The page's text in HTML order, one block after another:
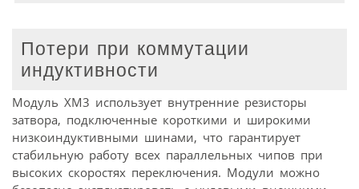
Потери при коммутации
индуктивности
Модуль XM3 использует внутренние резисторы
затвора, подключенные короткими и широкими
низкоиндуктивными шинами, что гарантирует
стабильную работу всех параллельных чипов при
высоких скоростях переключения. Модули можно